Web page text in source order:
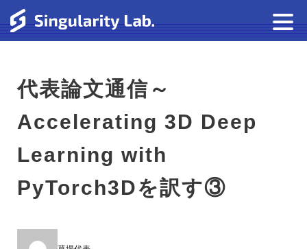
代表論文通信～
Accelerating 3D Deep
Learning with
PyTorch3Dを訳す③